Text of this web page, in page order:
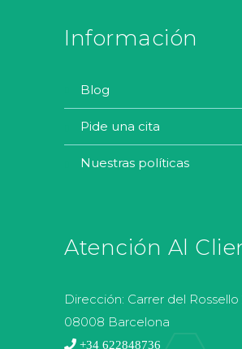
Información
blog
pide una cita
nuestras políticas
Atención Al
Dirección: Carrer del Rossello
08008 Barcelona
+34 622848736